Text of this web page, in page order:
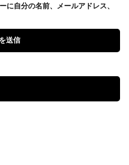
に自分の名前、メールアドレス、